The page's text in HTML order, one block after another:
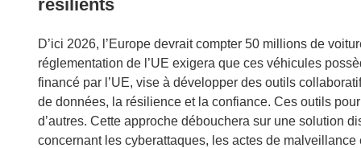
résilients
D’ici 2026, l’Europe devrait compter 50 millions de
réglementation de l’UE exigera que ces véhicules
financé par l’UE, vise à développer des outils
de données, la résilience et la confiance. Ces outils
d’autres. Cette approche débouchera sur une solution
concernant les cyberattaques, les actes de